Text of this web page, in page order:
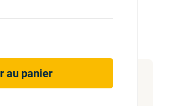
au panier